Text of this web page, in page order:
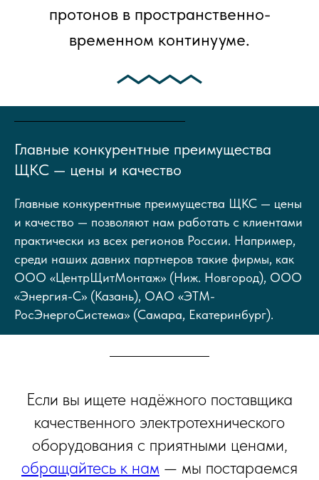
протонов в пространственно-
временном континууме.
Главные конкурентные преимущества
ЩКС — цены и качество
Главные конкурентные преимущества ЩКС — цены
и качество — позволяют нам работать с клиентами
практически из всех регионов России. Например,
среди наших давних партнеров такие фирмы, как
ООО «ЦентрЩитМонтаж» (Ниж. Новгород), ООО
«Энергия-С» (Казань), ОАО «ЭТМ-
РосЭнергоСистема» (Самара, Екатеринбург).
Если вы ищете надёжного поставщика
качественного электротехнического
оборудования с приятными ценами,
обращайтесь к нам — мы постараемся